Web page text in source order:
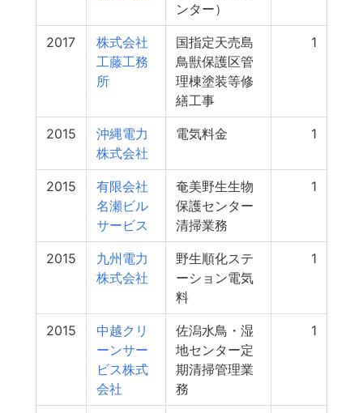
ンター）
2017
株式会社
工藤工務
所
国指定天売島
鳥獣保護区管
理棟塗装等修
繕工事
1
2015
沖縄電力
株式会社
電気料金 1
2015
有限会社
名瀬ビル
サービス
奄美野生生物
保護センター
清掃業務
1
2015
九州電力
株式会社
野生順化ステ
ーション電気
料
1
2015
中越クリ
ーンサー
ビス株式
会社
佐潟水鳥・湿
地センター定
期清掃管理業
務
1